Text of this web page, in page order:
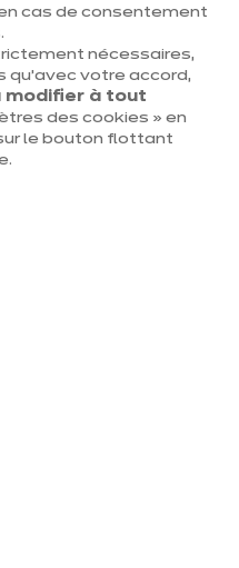
cas de consentement
nécessaires,
votre accord,
modifier à tout
des cookies » en
le bouton flottant